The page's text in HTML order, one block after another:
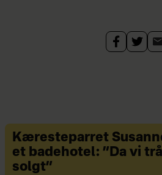
Kæresteparret
et badehotel: ”Da vi
solgt”